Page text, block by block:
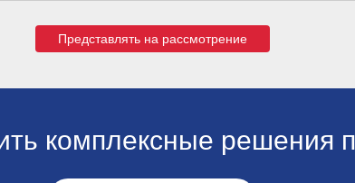
Представлять на рассмотрение
комплексные решения